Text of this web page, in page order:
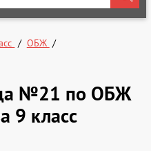
ОБЖ
№21 по ОБЖ
9 класс